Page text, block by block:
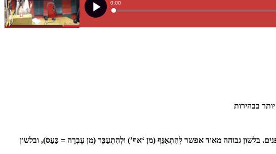
בבהירות
בלשון גבוהה מאוד אפשר לְהִתְאַנֵּף (מן ‘אף’) ולְהִתְעַבֵּר (מן עֶבְרָה = כַּעַס), ובלשון